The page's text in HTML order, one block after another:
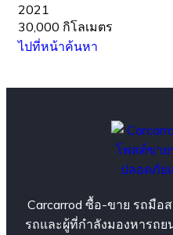
2021
30,000 กิโลเมตร
ไปที่หน้าค้นหา
Carcarrod ซื้อ-ขาย รถมื
รถและผู้ที่กำลังมองหารถย